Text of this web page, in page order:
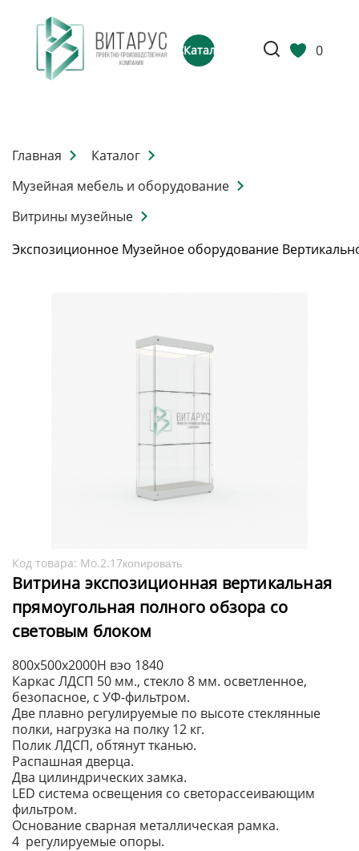
Каталог 0
Главная
Каталог
Музейная мебель и оборудование
Витрины музейные
Экспозиционное Музейное оборудование
Код товара: Мо.2.17копировать
Витрина экспозиционная вертикальная
прямоугольная полного обзора со
световым блоком
Каркас ЛДСП 50 мм., стекло 8 мм. осветленное,
безопасное, с УФ-фильтром.
Две плавно регулируемые по высоте стеклянные
полки, нагрузка на полку 12 кг.
Полик ЛДСП, обтянут тканью.
Распашная дверца.
Два цилиндрических замка.
LED система освещения со светорассеивающим
фильтром.
Основание сварная металлическая рамка.
4 регулируемые опоры.
800х500х2000H вэо 1840